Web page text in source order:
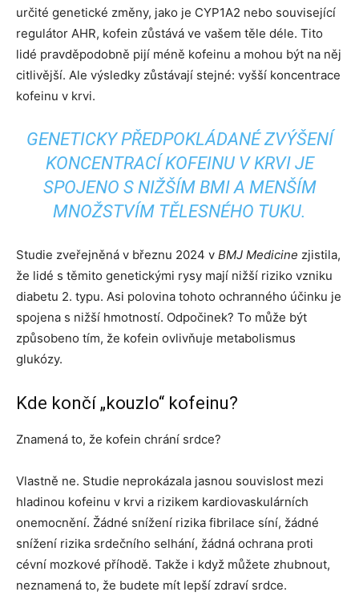
určité genetické změny, jako je CYP1A2 nebo související
regulátor AHR, kofein zůstává ve vašem těle déle. Tito
lidé pravděpodobně pijí méně kofeinu a mohou být na něj
citlivější. Ale výsledky zůstávají stejné: vyšší koncentrace
kofeinu v krvi.
GENETICKY PŘEDPOKLÁDANÉ ZVÝŠENÍ
KONCENTRACÍ KOFEINU V KRVI JE
SPOJENO S NIŽŠÍM BMI A MENŠÍM
MNOŽSTVÍM TĚLESNÉHO TUKU.
Studie zveřejněná v březnu 2024 v BMJ Medicine zjistila,
že lidé s těmito genetickými rysy mají nižší riziko vzniku
diabetu 2. typu. Asi polovina tohoto ochranného účinku je
spojena s nižší hmotností. Odpočinek? To může být
způsobeno tím, že kofein ovlivňuje metabolismus
glukózy.
Kde končí „kouzlo“ kofeinu?
Znamená to, že kofein chrání srdce?
Vlastně ne. Studie neprokázala jasnou souvislost mezi
hladinou kofeinu v krvi a rizikem kardiovaskulárních
onemocnění. Žádné snížení rizika fibrilace síní, žádné
snížení rizika srdečního selhání, žádná ochrana proti
cévní mozkové příhodě. Takže i když můžete zhubnout,
neznamená to, že budete mít lepší zdraví srdce.